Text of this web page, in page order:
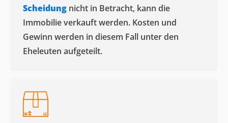
Scheidung nicht in Betracht, kann die
Immobilie verkauft werden. Kosten und
Gewinn werden in diesem Fall unter den
Eheleuten aufgeteilt.​